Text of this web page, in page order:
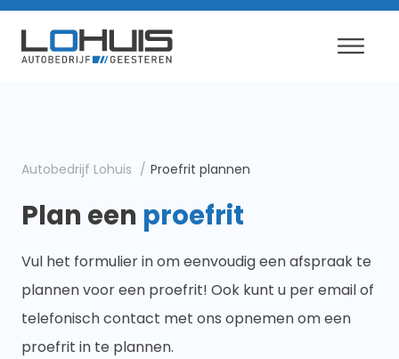
Autobedrijf Lohuis Proefrit plannen
Plan een proefrit
Vul het formulier in om eenvoudig een afspraak te
plannen voor een proefrit! Ook kunt u per email of
telefonisch contact met ons opnemen om een
proefrit in te plannen.